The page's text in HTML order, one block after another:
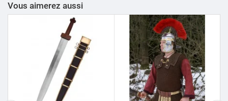
Vous aimerez aussi